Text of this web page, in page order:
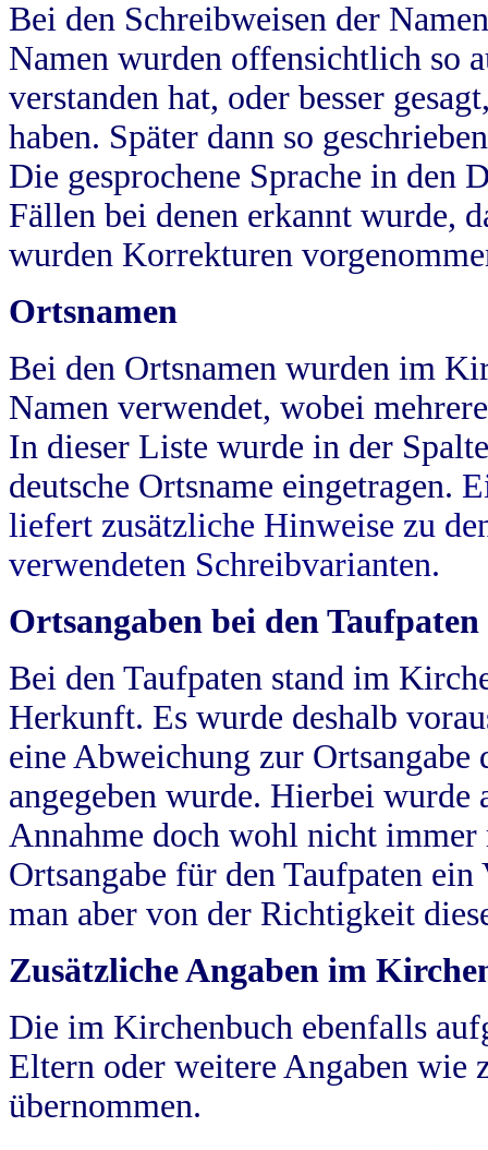
Bei den Schreibweisen der
Namen wurden offensichtlich so
verstanden hat, oder besser
haben. Später dann so
Die gesprochene Sprache in
Fällen bei denen erkannt wurde,
wurden Korrekturen
Ortsnamen
Bei den Ortsnamen wurden im
Namen verwendet, wobei
In dieser Liste wurde in der
deutsche Ortsname eingetragen.
liefert zusätzliche Hinweise zu
verwendeten Schreibvarianten.
Ortsangaben bei den Taufpaten
Bei den Taufpaten stand im
Herkunft. Es wurde deshalb
eine Abweichung zur
angegeben wurde. Hierbei wurde
Annahme doch wohl nicht
Ortsangabe für den Taufpaten
man aber von der Richtigkeit
Zusätzliche Angaben im
Die im Kirchenbuch ebenfalls
Eltern oder weitere Angaben wie
übernommen.